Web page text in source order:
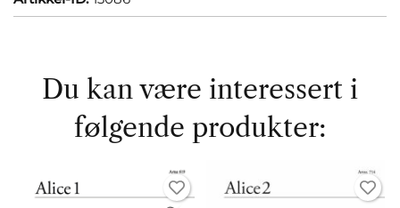
Du kan være interessert i
følgende produkter: